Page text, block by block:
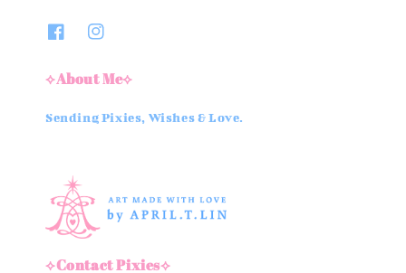
⟡About Me⟡
Sending Pixies, Wishes & Love.
⟡Contact Pixies⟡